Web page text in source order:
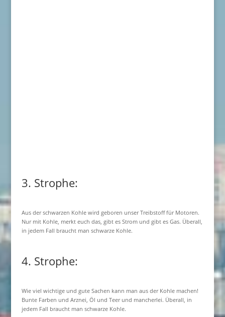
3. Strophe:
Aus der schwarzen Kohle wird geboren unser Treibstoff für Motoren.
Nur mit Kohle, merkt euch das, gibt es Strom und gibt es Gas. Überall,
in jedem Fall braucht man schwarze Kohle.
4. Strophe:
Wie viel wichtige und gute Sachen kann man aus der Kohle machen!
Bunte Farben und Arznei, Öl und Teer und mancherlei. Überall, in
jedem Fall braucht man schwarze Kohle.